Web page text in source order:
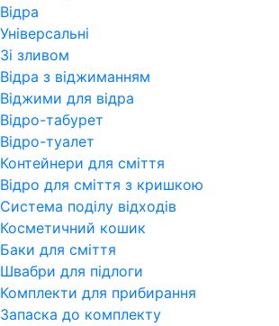
Відра
Універсальні
Зі зливом
Відра з віджиманням
Віджими для відра
Відро-табурет
Відро-туалет
Контейнери для сміття
Відро для сміття з кришкою
Система поділу відходів
Косметичний кошик
Баки для сміття
Швабри для підлоги
Комплекти для прибирання
Запаска до комплекту